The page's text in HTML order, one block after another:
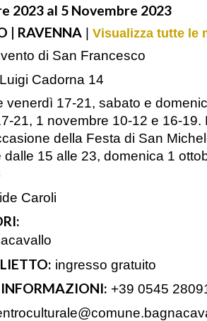
2023 al 5 Novembre 2023
| RAVENNA | Visualizza tutte le
di San Francesco
Cadorna 14
venerdì 17-21, sabato e
21, 1 novembre 10-12 e 16-19.
della Festa di San
15 alle 23, domenica 1
Caroli
ingresso gratuito
INFORMAZIONI: +39 0545